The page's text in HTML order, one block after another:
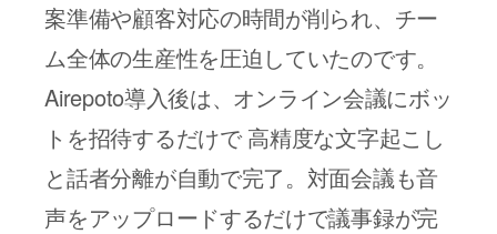
案準備や顧客対応の時間が削られ、チー
ム全体の生産性を圧迫していたのです。
Airepoto導入後は、オンライン会議にボッ
トを招待するだけで高精度な文字起こし
と話者分離が自動で完了。対面会議も音
声をアップロードするだけで議事録が完